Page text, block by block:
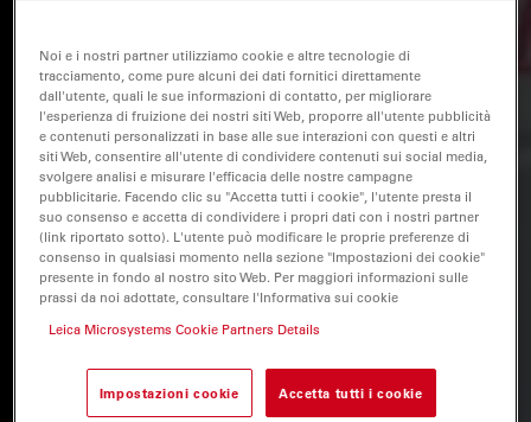
Noi e i nostri partner utilizziamo cookie e altre tecnologie di
tracciamento, come pure alcuni dei dati fornitici direttamente
dall'utente, quali le sue informazioni di contatto, per migliorare
l'esperienza di fruizione dei nostri siti Web, proporre all'utente pubblicità
e contenuti personalizzati in base alle sue interazioni con questi e altri
siti Web, consentire all'utente di condividere contenuti sui social media,
svolgere analisi e misurare l'efficacia delle nostre campagne
pubblicitarie. Facendo clic su "Accetta tutti i cookie", l'utente presta il
suo consenso e accetta di condividere i propri dati con i nostri partner
(link riportato sotto). L'utente può modificare le proprie preferenze di
consenso in qualsiasi momento nella sezione "Impostazioni dei cookie"
presente in fondo al nostro sito Web. Per maggiori informazioni sulle
prassi da noi adottate, consultare l'Informativa sui cookie
Leica Microsystems Cookie Partners Details
Impostazioni cookie Accetta tutti i cookie